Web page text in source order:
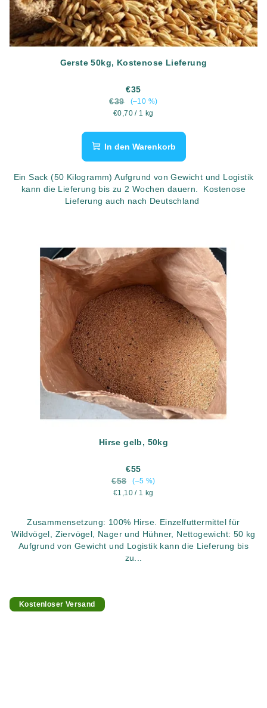
Gerste 50kg, Kostenose Lieferung
€35
€39
(–10 %)
Verkaufspreis:
€0,70 / 1 kg
In den Warenkorb
Ein Sack (50 Kilogramm) Aufgrund von Gewicht und Logistik
kann die Lieferung bis zu 2 Wochen dauern. Kostenose
Lieferung auch nach Deutschland
Hirse gelb, 50kg
€55
€58
(–5 %)
Verkaufspreis:
€1,10 / 1 kg
Zusammensetzung: 100% Hirse. Einzelfuttermittel für
Wildvögel, Ziervögel, Nager und Hühner, Nettogewicht: 50 kg
Aufgrund von Gewicht und Logistik kann die Lieferung bis
zu...
Kostenloser Versand